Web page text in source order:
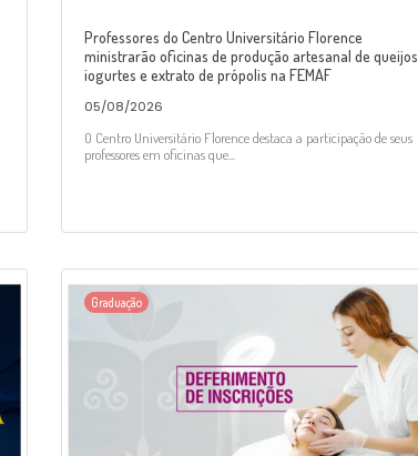
Professores do Centro Universitário Florence
ministrarão oficinas de produção artesanal de queijos,
iogurtes e extrato de própolis na FEMAF
05/08/2026
O Centro Universitário Florence destaca a participação de seus
professores em oficinas que...
Graduação